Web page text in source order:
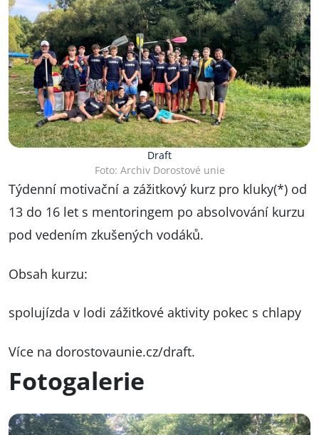
Draft
Foto: Archiv Dorostové unie
Týdenní motivační a zážitkový kurz pro kluky(*) od
13 do 16 let s mentoringem po absolvování kurzu
pod vedením zkušených vodáků.
Obsah kurzu:
spolujízda v lodi zážitkové aktivity pokec s chlapy
Více na dorostovaunie.cz/draft.
Fotogalerie